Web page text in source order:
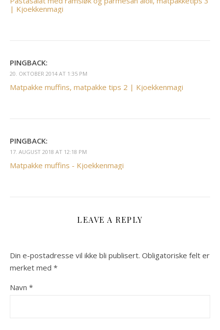
| Kjoekkenmagi
PINGBACK:
20. OKTOBER 2014 AT 1:35 PM
Matpakke muffins, matpakke tips 2 | Kjoekkenmagi
PINGBACK:
17. AUGUST 2018 AT 12:18 PM
Matpakke muffins - Kjoekkenmagi
LEAVE A REPLY
Din e-postadresse vil ikke bli publisert. Obligatoriske felt er
merket med *
Navn *